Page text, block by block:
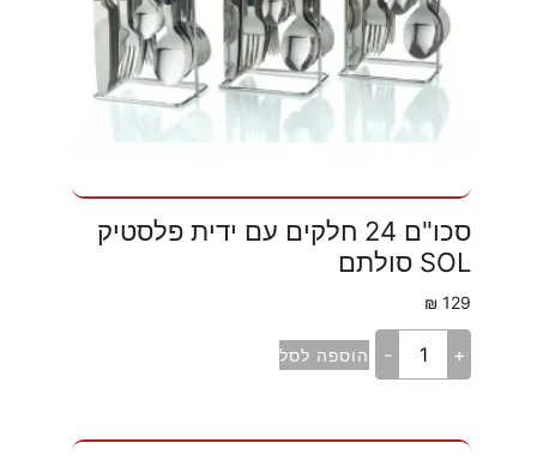
סכו"ם 24 חלקים עם ידית פלסטיק
SOL סולתם
129
₪
+
- הוספה לסל